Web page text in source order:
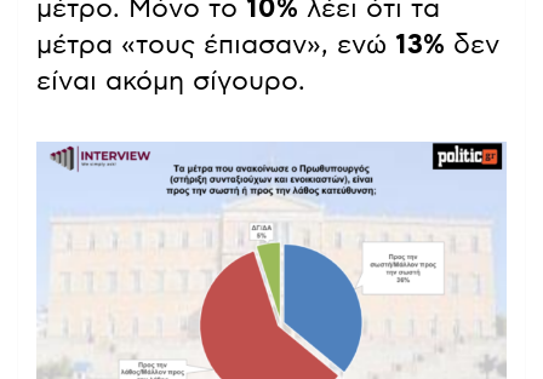
μέτρο. Μόνο το 10% λέει ότι τα
μέτρα «τους έπιασαν», ενώ 13% δεν
είναι ακόμη σίγουρο.